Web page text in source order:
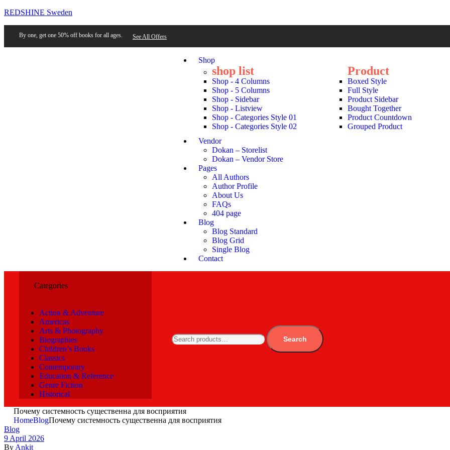
REDSHINE Sweden
By one, get one 50% off books for all ages. See All Offers
Shop
shop list
Shop - 4 Columns
Shop - 5 Columns
Shop - Sidebar
Shop - Listview
Shop - Categories Style 01
Shop - Categories Style 02
Product
Boxed Style
Full Style
Product Sidebar
Bought Together
Product Countdown
Grouped Product
Vendor
Dokan – Storelist
Dokan – Vendor Store
Pages
All Authors
Author Profile
About Us
FAQs
404 page
Blog
Blog Standard
Blog Grid
Single Blog
Contact
Categories
Action & Adventure
Americas
Arts & Photography
Biographies
Children’s Books
Classics
Contemporary
Education & Reference
Genre Fiction
Historical
Search
Почему системность существенна для восприятия
HomeBlogПочему системность существенна для восприятия
Blog
9 April 2026
ByAnkit